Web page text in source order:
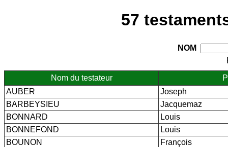
57
NOM
Nom du testateur
AUBER
Joseph
BARBEYSIEU
Jacquemaz
BONNARD
Louis
BONNEFOND
Louis
BOUNON
François